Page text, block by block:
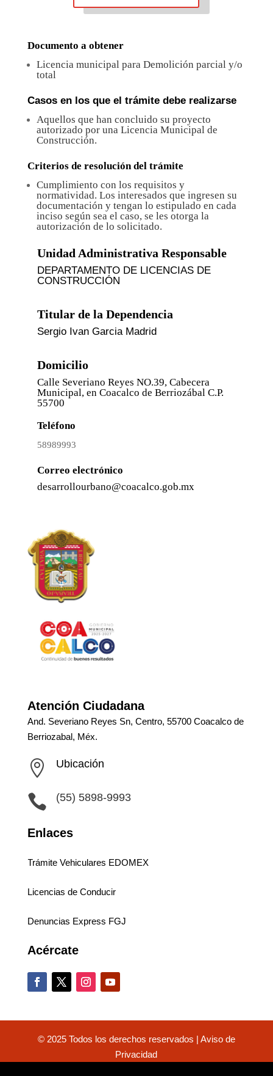
Documento a obtener
Licencia municipal para Demolición parcial y/o
total
Casos en los que el trámite debe realizarse
Aquellos que han concluido su proyecto
autorizado por una Licencia Municipal de
Construcción.
Criterios de resolución del trámite
Cumplimiento con los requisitos y
normatividad. Los interesados que ingresen su
documentación y tengan lo estipulado en cada
inciso según sea el caso, se les otorga la
autorización de lo solicitado.
Unidad Administrativa Responsable
DEPARTAMENTO DE LICENCIAS DE
CONSTRUCCIÓN
Titular de la Dependencia
Sergio Ivan Garcia Madrid
Domicilio
Calle Severiano Reyes NO.39, Cabecera
Municipal, en Coacalco de Berriozábal C.P.
55700
Teléfono
58989993
Correo electrónico
desarrollourbano@coacalco.gob.mx
Atención Ciudadana
And. Severiano Reyes Sn, Centro, 55700 Coacalco de
Berriozabal, Méx.
 Ubicación
 (55) 5898-9993
Enlaces
Trámite Vehiculares EDOMEX
Licencias de Conducir
Denuncias Express FGJ
Acércate
© 2025 Todos los derechos reservados | Aviso de
Privacidad